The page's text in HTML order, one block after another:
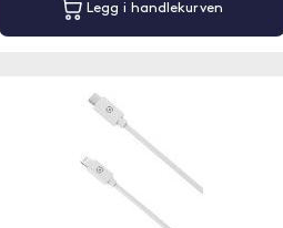
Legg i handlekurven